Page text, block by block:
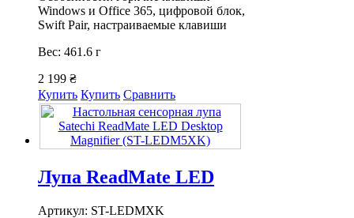
Windows и Office 365, цифровой блок,
Swift Pair, настраиваемые клавиши
Вес: 461.6 г
2 199 ₴
Купить Купить Сравнить
Лупа ReadMate LED
Артикул: ST-LEDMXK